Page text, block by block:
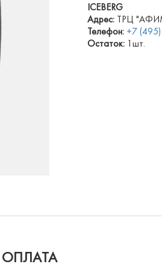
ICEBERG
Адрес:ТРЦ
Телефон: +7
Остаток:1шт.
ОПЛАТА